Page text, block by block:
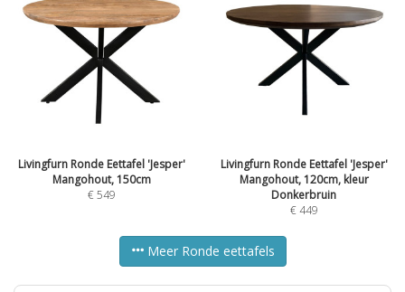
Livingfurn Ronde Eettafel 'Jesper'
Mangohout, 150cm
€549
Livingfurn Ronde Eettafel 'Jesper'
Mangohout, 120cm, kleur
Donkerbruin
€449
Meer Ronde eettafels